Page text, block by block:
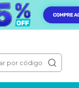
por código